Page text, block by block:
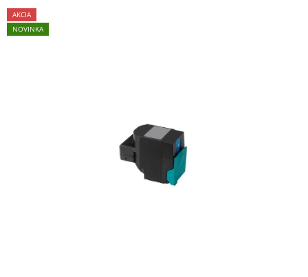
hodnotenie
produktu
AKCIA
NOVINKA